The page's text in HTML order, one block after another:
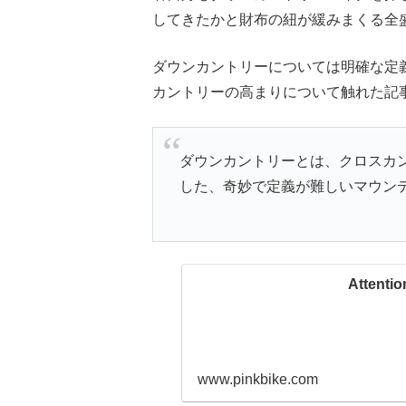
してきたかと財布の紐が緩みまくる
ダウンカントリーについては明確な
カントリーの高まりについて触れた記
ダウンカントリーとは、クロスカ
した、奇妙で定義が難しいマウン
www.pinkbike.com